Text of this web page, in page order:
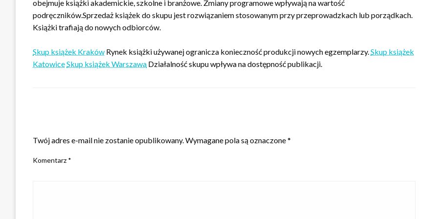
obejmuje książki akademickie, szkolne i branżowe. Zmiany programowe wpływają na wartość
podręczników.Sprzedaż książek do skupu jest rozwiązaniem stosowanym przy przeprowadzkach lub porządkach.
Książki trafiają do nowych odbiorców.
Skup książek Kraków Rynek książki używanej ogranicza konieczność produkcji nowych egzemplarzy.Skup książek
KatowiceSkup książek Warszawa Działalność skupu wpływa na dostępność publikacji.
Twój adres e-mail nie zostanie opublikowany.Wymagane pola są oznaczone*
Komentarz *